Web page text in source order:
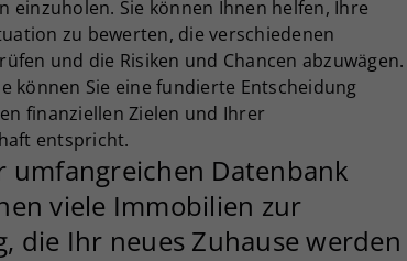
einzuholen. Sie können Ihnen helfen, Ihre
zu bewerten, die verschiedenen
und die Risiken und Chancen abzuwägen.
können Sie eine fundierte Entscheidung
finanziellen Zielen und Ihrer
entspricht.
umfangreichen Datenbank
viele Immobilien zur
die Ihr neues Zuhause werden